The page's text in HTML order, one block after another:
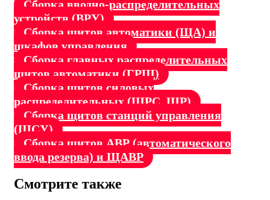
Сборка вводно-распределительных
устройств (ВРУ)
Сборка щитов автоматики (ЩА) и
шкафов управления
Сборка главных распределительных
щитов автоматики (ГРЩ)
Сборка щитов силовых
распределительных (ЩРC, ЩР)
Сборка щитов станций управления
(ЩСУ)
Сборка щитов АВР (автоматического
ввода резерва) и ЩАВР
Смотрите также